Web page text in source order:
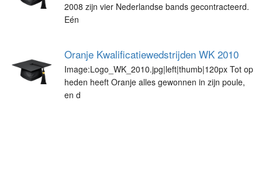
2008 zijn vier Nederlandse bands gecontracteerd.
Eén
Oranje Kwalificatiewedstrijden WK 2010
Image:Logo_WK_2010.jpg|left|thumb|120px Tot op
heden heeft Oranje alles gewonnen in zijn poule,
en d